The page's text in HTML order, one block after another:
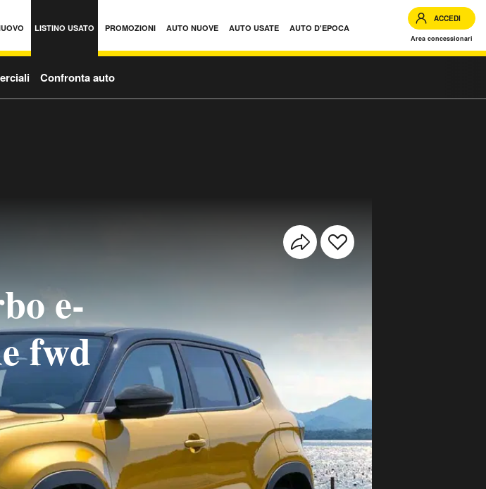
LISTINO USATO PROMOZIONI AUTO NUOVE AUTO USATE AUTO D'EPOCA
ACCEDI
Area concessionari
Confronta auto
e-
fwd